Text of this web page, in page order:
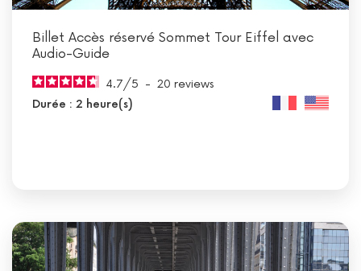
Billet Accès réservé Sommet Tour Eiffel avec
Audio-Guide
4.7/5 - 20 reviews
Durée : 2 heure(s)